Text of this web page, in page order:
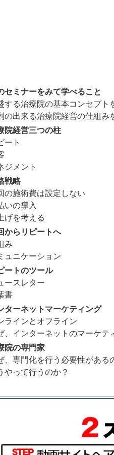
セミナーをみて学べること
する治療院の基本コンセプト
の出来る治療院経営の仕組み
院経営三つの柱
ート
ジメント
戦略
の施術費は設定しない
いの導入
げを考える
からリピートへ
み
ュニケーション
ートのツール
ースレター
書
ターネットマーケティング
ラインとオフライン
、インターネットのマーケテ
院の専門家
、専門化を行う必要性がある
やって行うのか？